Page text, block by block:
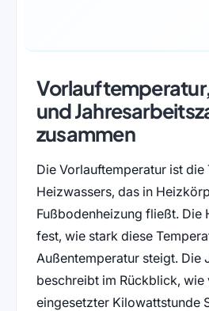
und
zusammen
Die Vorlauftemperatur ist die
Heizwassers, das in
Fußbodenheizung fließt. Die
fest, wie stark diese
Außentemperatur steigt. Die
beschreibt im Rückblick, wie
eingesetzter Kilowattstunde